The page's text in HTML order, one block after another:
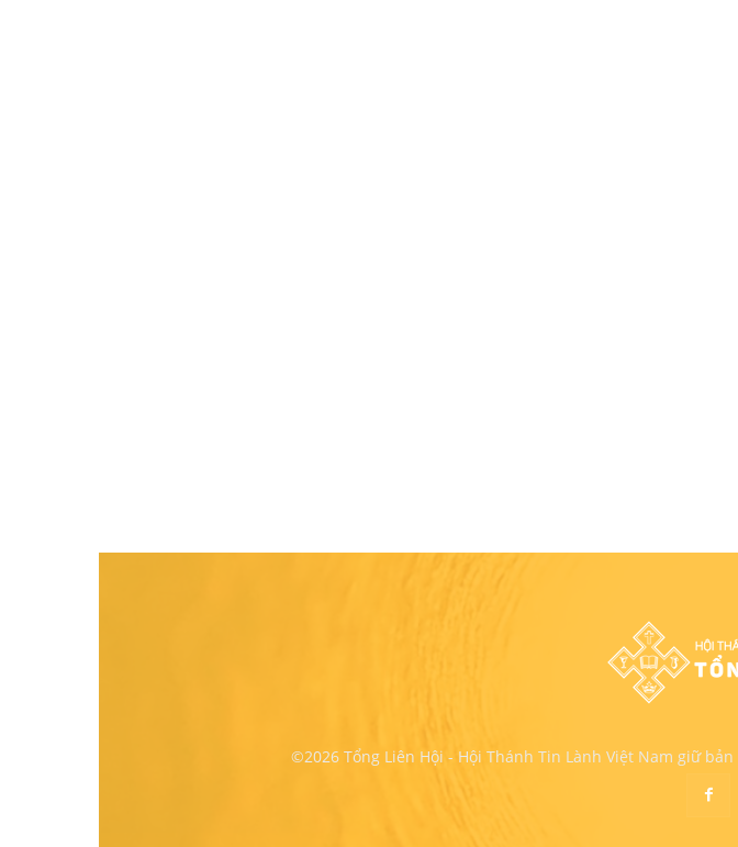
©2026 Tổng Liên Hội - Hội Thánh Tin Lành Việt Nam giữ